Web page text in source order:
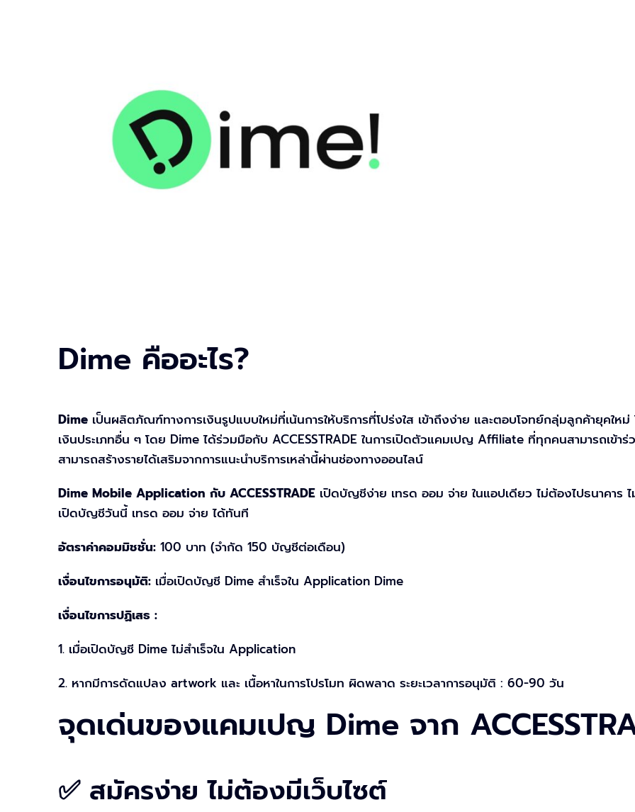
Dime คืออะไร?
Dime เป็นผลิตภัณฑ์ทางการเงินรูปแบบใหม่ที่เน้นการให้บริการที่โปร่งใส เข้าถึงง่าย และตอบโจทย์กลุ่มลูกค้ายุคใ
เงินประเภทอื่น ๆ โดย Dime ได้ร่วมมือกับ ACCESSTRADE ในการเปิดตัวแคมเปญ Affiliate ที่ทุกคนสามารถเข้าร่
สามารถสร้างรายได้เสริมจากการแนะนำบริการเหล่านี้ผ่านช่องทางออนไลน์
Dime Mobile Application กับ ACCESSTRADE เปิดบัญชีง่าย เทรด ออม จ่าย ในแอปเดียว ไม่ต้องไปธนาคาร
เปิดบัญชีวันนี้ เทรด ออม จ่าย ได้ทันที
อัตราค่าคอมมิชชั่น: 100 บาท (จำกัด 150 บัญชีต่อเดือน)
เงื่อนไขการอนุมัติ: เมื่อเปิดบัญชี Dime สำเร็จใน Application Dime
เงื่อนไขการปฏิเสธ :
1. เมื่อเปิดบัญชี Dime ไม่สำเร็จใน Application
2. หากมีการดัดแปลง artwork และ เนื้อหาในการโปรโมท ผิดพลาด ระยะเวลาการอนุมัติ : 60-90 วัน
จุดเด่นของแคมเปญ Dime จาก
✅ สมัครง่าย ไม่ต้องมีเว็บไซต์